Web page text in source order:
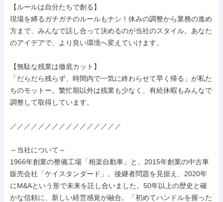
【ルールは自分たちで創る】
現場を縛るガチガチのルールもナシ！休みの調整から業務の進め
方まで、みんなで話し合って決めるのが当社のスタイル。あなた
のアイデアで、より良い環境へ変えていけます。
【無駄な残業は徹底カット】
「だらだら残らず、時間内で一気に終わらせて早く帰る」が私た
ちのモットー。繁忙期以外は残業も少なく、有給休暇もみんなで
調整して取得しています。
／／／／／／／／／／／／／／／／
～当社について～
1966年創業の整備工場「相楽自動車」と、2015年創業の中古車
販売会社「ケイスタンダード」。後継者問題を見据え、2020年
にM&Aという形で未来を託し合いました。50年以上の歴史と確
かな信頼に、新しい経営感覚が融合。「初めてハンドルを握った